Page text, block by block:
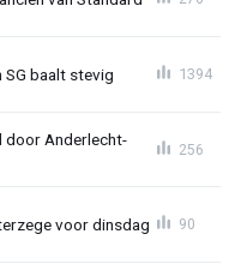
SG baalt stevig 1394
door Anderlecht-
256
voor dinsdag 90